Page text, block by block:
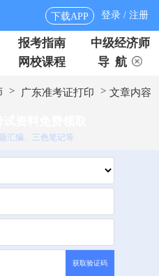
下载APP 登录 / 注册
报考指南
中级经济师
网校课程 导 航
> 广东准考证打印 > 文章内容
汇编、三色笔记等
获取验证码